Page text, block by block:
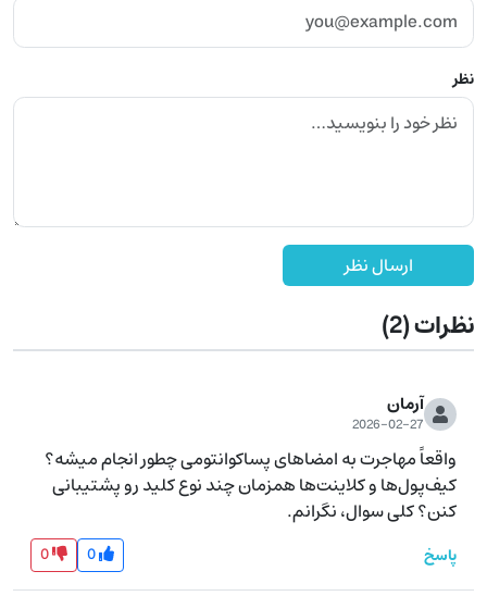
نظر
ارسال نظر
نظرات(2)
آرمان
2026-02-27
کنن؟ کلی سوال، نگرانم.
پاسخ 0
0